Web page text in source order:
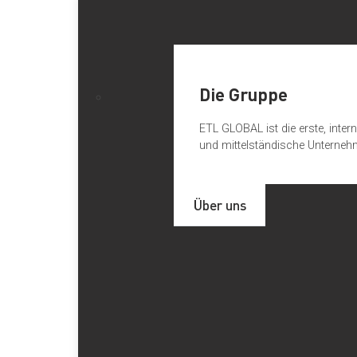
Die Gruppe
ETL GLOBAL ist die erste,
und mittelständische
Über uns